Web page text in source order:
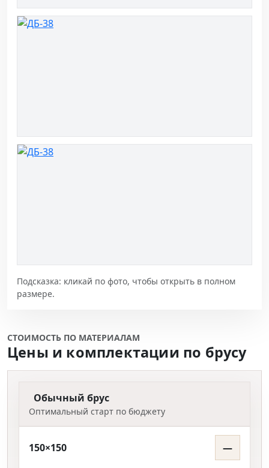
Подсказка: кликай по фото, чтобы открыть в полном
размере.
СТОИМОСТЬ ПО МАТЕРИАЛАМ
Цены и комплектации по брусу
Обычный брус
Оптимальный старт по бюджету
150×150 —